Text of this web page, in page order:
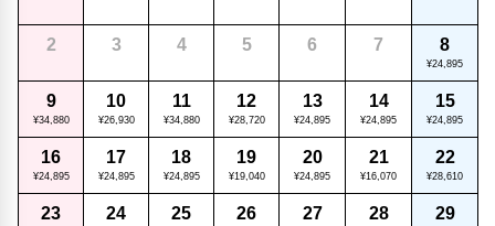
2 3 4 5 6 7 8
¥24,895
9
¥34,880
10
¥26,930
11
¥34,880
12
¥28,720
13
¥24,895
14
¥24,895
15
¥24,895
16
¥24,895
17
¥24,895
18
¥24,895
19
¥19,040
20
¥24,895
21
¥16,070
22
¥28,610
23 24 25 26 27 28 29